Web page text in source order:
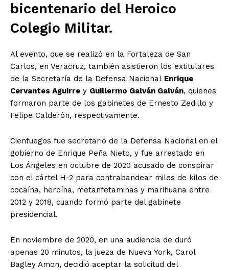
bicentenario del Heroico
Colegio Militar.
Al evento, que se realizó en la Fortaleza de San
Carlos, en Veracruz, también asistieron los extitulares
de la Secretaría de la Defensa Nacional Enrique
Cervantes Aguirre y Guillermo Galván Galván, quienes
formaron parte de los gabinetes de Ernesto Zedillo y
Felipe Calderón, respectivamente.
Cienfuegos fue secretario de la Defensa Nacional en el
gobierno de Enrique Peña Nieto, y fue arrestado en
Los Ángeles en octubre de 2020 acusado de conspirar
con el cártel H-2 para contrabandear miles de kilos de
cocaína, heroína, metanfetaminas y marihuana entre
2012 y 2018, cuando formó parte del gabinete
presidencial.
En noviembre de 2020, en una audiencia de duró
apenas 20 minutos, la jueza de Nueva York, Carol
Bagley Amon, decidió aceptar la solicitud del